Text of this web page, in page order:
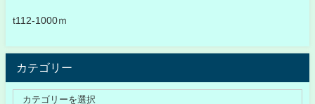
t112-1000ｍ
カテゴリー